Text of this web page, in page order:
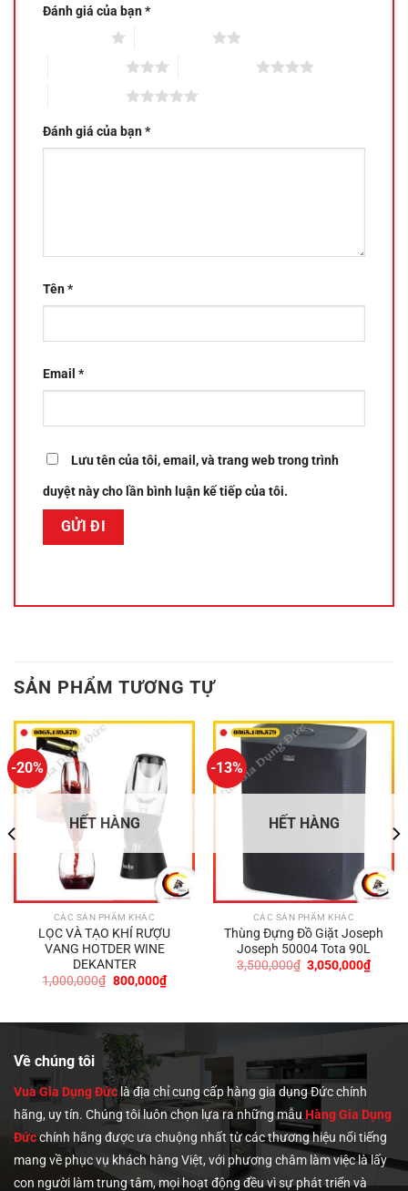
Đánh giá của bạn*
Đánh giá của bạn*
Tên*
Email *
Lưu tên của tôi, email, và trang web trong trình
duyệt này cho lần bình luận kế tiếp của tôi.
SẢN PHẨM TƯƠNG TỰ
-20%
HẾT HÀNG
CÁC SẢN PHẨM KHÁC
LỌC VÀ TẠO KHÍ RƯỢU
VANG HOTDER WINE
DEKANTER
1,000,000₫ Giá
800,000₫Giá
hiện
800,000₫.
-13%
HẾT HÀNG
CÁC SẢN PHẨM KHÁC
Thùng Đựng Đồ Giặt Joseph
Joseph 50004 Tota 90L
3,500,000₫ Giá
gốc
3,050,000₫Giá
hiện
Về chúng tôi
Vua Gia Dụng Đứclà địa chỉ cung cấp hàng gia dụng Đức chính
hãng, uy tín. Chúng tôiluôn chọn lựa ra những mẫu Hàng Gia Dụng
Đứcchính hãng được ưa chuộng nhất từ các thương hiệu nổi tiếng
mang về phục vụ khách hàng Việt, với phương châm làm việc là lấy
con người làm trung tâm, mọi hoạt động đều vì sự phát triển và